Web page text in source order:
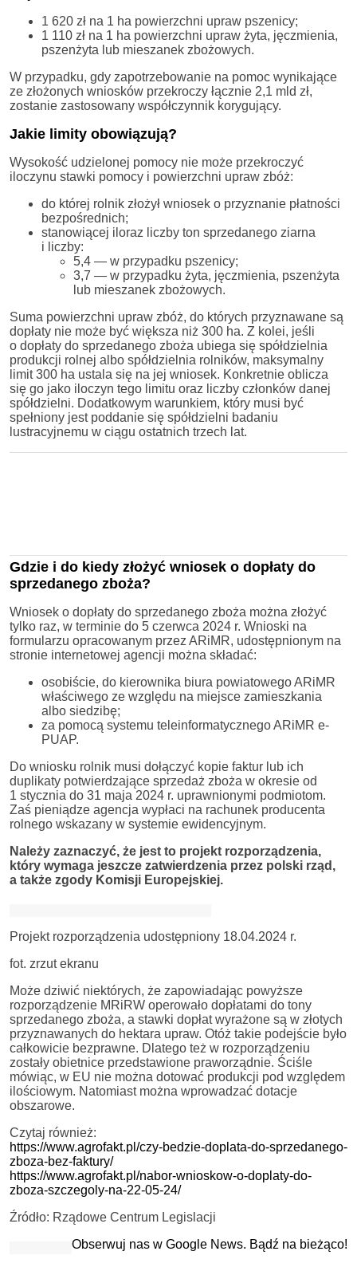
1 620 zł na 1 ha powierzchni upraw pszenicy;
1 110 zł na 1 ha powierzchni upraw żyta, jęczmienia,
pszenżyta lub mieszanek zbożowych.
W przypadku, gdy zapotrzebowanie na pomoc wynikające
ze złożonych wniosków przekroczy łącznie 2,1 mld zł,
zostanie zastosowany współczynnik korygujący.
Jakie limity obowiązują?
Wysokość udzielonej pomocy nie może przekroczyć
iloczynu stawki pomocy i powierzchni upraw zbóż:
do której rolnik złożył wniosek o przyznanie płatności
bezpośrednich;
stanowiącej iloraz liczby ton sprzedanego ziarna
i liczby:
5,4 — w przypadku pszenicy;
3,7 — w przypadku żyta, jęczmienia, pszenżyta
lub mieszanek zbożowych.
Suma powierzchni upraw zbóż, do których przyznawane są
dopłaty nie może być większa niż 300 ha. Z kolei, jeśli
o dopłaty do sprzedanego zboża ubiega się spółdzielnia
produkcji rolnej albo spółdzielnia rolników, maksymalny
limit 300 ha ustala się na jej wniosek. Konkretnie oblicza
się go jako iloczyn tego limitu oraz liczby członków danej
spółdzielni. Dodatkowym warunkiem, który musi być
spełniony jest poddanie się spółdzielni badaniu
lustracyjnemu w ciągu ostatnich trzech lat.
Gdzie i do kiedy złożyć wniosek o dopłaty do
sprzedanego zboża?
Wniosek o dopłaty do sprzedanego zboża można złożyć
tylko raz, w terminie do 5 czerwca 2024 r. Wnioski na
formularzu opracowanym przez ARiMR, udostępnionym na
stronie internetowej agencji można składać:
osobiście, do kierownika biura powiatowego ARiMR
właściwego ze względu na miejsce zamieszkania
albo siedzibę;
za pomocą systemu teleinformatycznego ARiMR e-
PUAP.
Do wniosku rolnik musi dołączyć kopie faktur lub ich
duplikaty potwierdzające sprzedaż zboża w okresie od
1 stycznia do 31 maja 2024 r. uprawnionymi podmiotom.
Zaś pieniądze agencja wypłaci na rachunek producenta
rolnego wskazany w systemie ewidencyjnym.
Należy zaznaczyć, że jest to projekt rozporządzenia,
który wymaga jeszcze zatwierdzenia przez polski rząd,
a także zgody Komisji Europejskiej.
Projekt rozporządzenia udostępniony 18.04.2024 r.
fot. zrzut ekranu
Może dziwić niektórych, że zapowiadając powyższe
rozporządzenie MRiRW operowało dopłatami do tony
sprzedanego zboża, a stawki dopłat wyrażone są w złotych
przyznawanych do hektara upraw. Otóż takie podejście było
całkowicie bezprawne. Dlatego też w rozporządzeniu
zostały obietnice przedstawione praworządnie. Ściśle
mówiąc, w EU nie można dotować produkcji pod względem
ilościowym. Natomiast można wprowadzać dotacje
obszarowe.
Czytaj również:
https://www.agrofakt.pl/czy-bedzie-doplata-do-sprzedanego-
zboza-bez-faktury/
https://www.agrofakt.pl/nabor-wnioskow-o-doplaty-do-
zboza-szczegoly-na-22-05-24/
Źródło: Rządowe Centrum Legislacji
Obserwuj nas w Google News. Bądź na bieżąco!